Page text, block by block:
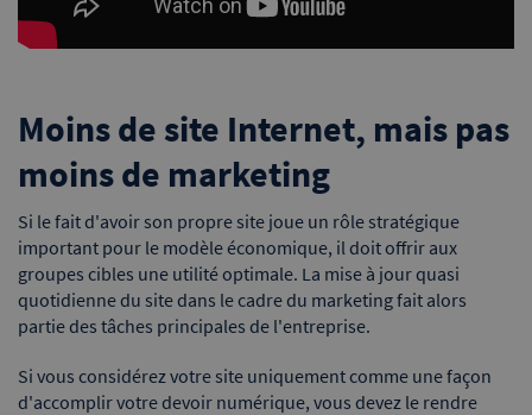
Moins de site Internet, mais pas
moins de marketing
Si le fait d'avoir son propre site joue un rôle stratégique
important pour le modèle économique, il doit offrir aux
groupes cibles une utilité optimale. La mise à jour quasi
quotidienne du site dans le cadre du marketing fait alors
partie des tâches principales de l'entreprise.
Si vous considérez votre site uniquement comme une façon
d'accomplir votre devoir numérique, vous devez le rendre